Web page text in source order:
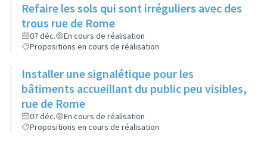
Refaire les sols qui sont irréguliers avec des
trous rue de Rome
07 déc.
En cours de réalisation
Propositions en cours de réalisation
Installer une signalétique pour les
bâtiments accueillant du public peu visibles,
rue de Rome
07 déc.
En cours de réalisation
Propositions en cours de réalisation